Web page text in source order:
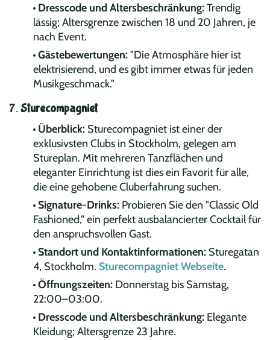
Dresscode und Altersbeschränkung:Trendig
lässig; Altersgrenze zwischen 18 und 20 Jahren, je
nach Event.
Gästebewertungen:"Die Atmosphäre hier ist
elektrisierend, und es gibt immer etwas für jeden
Musikgeschmack."
7. Sturecompagniet
Überblick: Sturecompagniet ist einer der
exklusivsten Clubs in Stockholm, gelegen am
Stureplan. Mit mehreren Tanzflächen und
eleganter Einrichtung ist dies ein Favorit für alle,
die eine gehobene Cluberfahrung suchen.
Signature-Drinks: Probieren Sie den "Classic Old
Fashioned," ein perfekt ausbalancierter Cocktail für
den anspruchsvollen Gast.
Standort und Kontaktinformationen: Sturegatan
4, Stockholm. Sturecompagniet Webseite.
Öffnungszeiten: Donnerstag bis Samstag,
22:00–03:00.
Dresscode und Altersbeschränkung: Elegante
Kleidung; Altersgrenze 23 Jahre.